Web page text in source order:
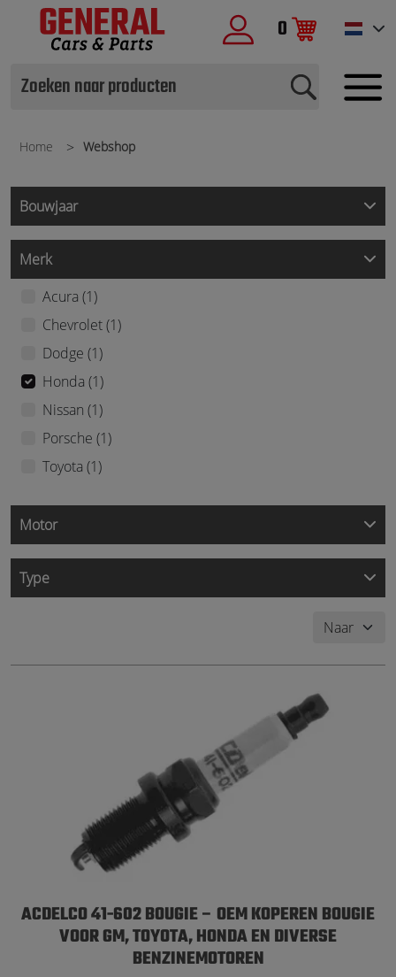
0
Home Webshop
Bouwjaar
Merk
Acura (1)
Chevrolet (1)
Dodge (1)
Honda (1)
Nissan (1)
Porsche (1)
Toyota (1)
Motor
Type
ACDELCO 41-602 BOUGIE – OEM KOPEREN BOUGIE
VOOR GM, TOYOTA, HONDA EN DIVERSE
BENZINEMOTOREN